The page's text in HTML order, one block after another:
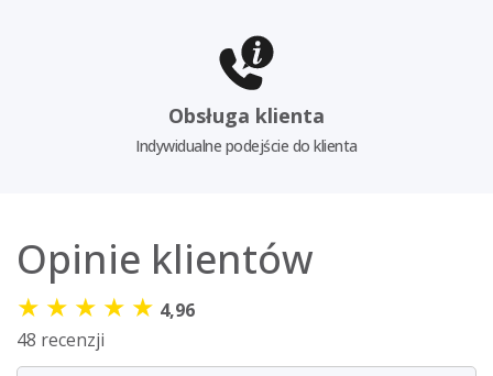
Obsługa klienta
Indywidualne podejście do klienta
Opinie klientów
★ ★ ★ ★ ★ 4,96
48 recenzji